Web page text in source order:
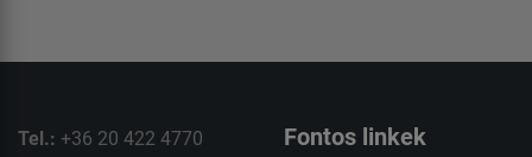
Tel.: +36 20 422 4770
Fontos linkek